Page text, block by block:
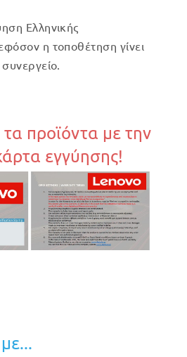
Ελληνικής
η τοποθέτηση γίνει
προϊόντα με την
εγγύησης!